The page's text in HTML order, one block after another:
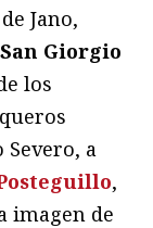
Jano,
San Giorgio
los
a
,
imagen de